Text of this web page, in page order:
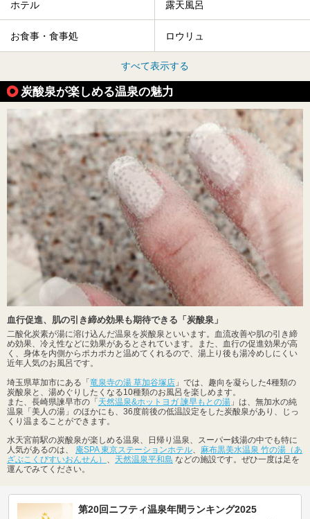
ホテル 露天風呂
お食事・食事処 ロウリュ
すべて表示する
炭酸泉が楽しめる温泉の魅力
血行促進、肌の引き締め効果も期待できる「炭酸泉」
二酸化炭素が湯に溶け込んだ温泉を炭酸泉といいます。血流改善や肌の引き締
め効果、冷え性などに効果があるとされています。また、血行の促進効果が高
く、身体を内側からポカポカと温めてくれるので、湯上り後も湯冷めしにくい
近年人気のお風呂です。
埼玉県草加市にある「竜泉寺の湯 草加谷塚店 」では、趣向を凝らした4種類の
炭酸泉と、湯めぐりしたくなる10種類のお風呂を楽しめます。
また、長崎県諫早市の「天然温泉&ホットヨガ 諫早もとの湯 」は、無加水の純
温泉「美人の湯」のほかにも、36度前後の低温設定をした炭酸泉があり、じっ
くり温まることができます。
水天宮前駅の炭酸泉が楽しめる温泉、日帰り温泉、スーパー銭湯の中でも特に
人気があるのは、 庵SPA 東京ステーションホテル
麻布黒美水温泉 竹の湯（あ
ざぶこくびすいおんせん）
天然温泉平和島 などの施設です。ぜひ一度は足を
運んでみてください。
第20回ニフティ温泉年間ランキング2025